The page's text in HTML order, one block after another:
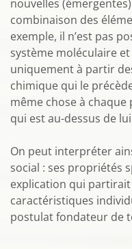
nouvelles
combinaison des
exemple, il n’est pas
système moléculaire
uniquement à partir
chimique qui le
même chose à chaque
qui est au-dessus de
On peut interpréter
social : ses propriétés
explication qui
caractéristiques
postulat fondateur de